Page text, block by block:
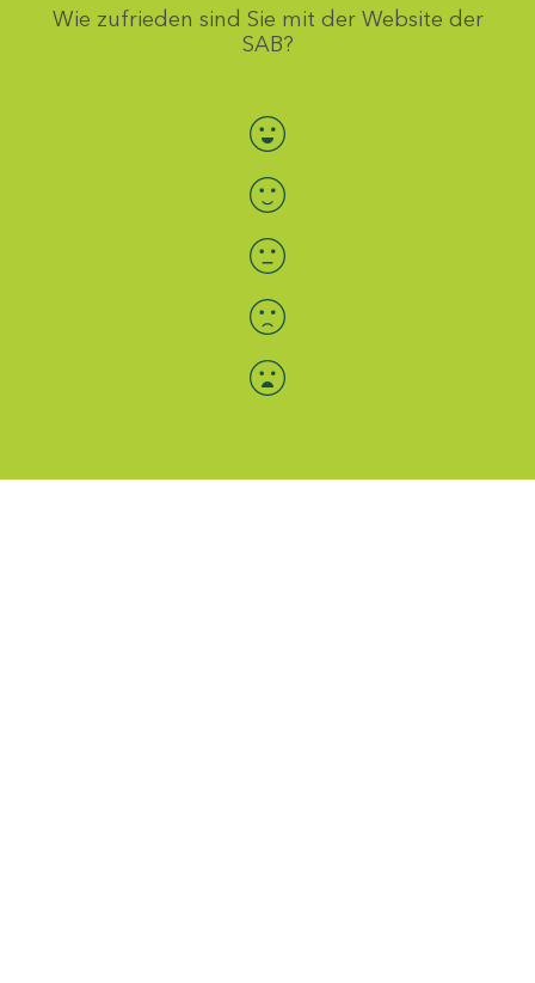
Wie zufrieden sind Sie mit der Website der
SAB?
Bewertung auswählen